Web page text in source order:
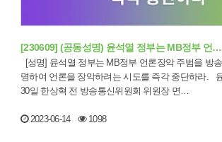
[230609] (공동성명) 윤석열 정부는 MB정부 언…
명하여 언론을 장악하려는 시도를 즉각 중단하라. 윤석열 대통령은 5월
30일 한상혁 전 방송통신위원회 위원장 면…
2023-06-14 1098